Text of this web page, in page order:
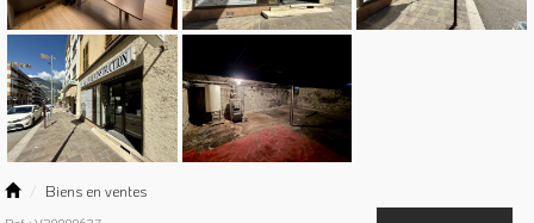
Biens en ventes